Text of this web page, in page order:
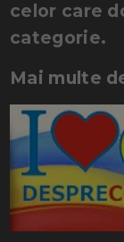
celor care
categorie.
Mai multe